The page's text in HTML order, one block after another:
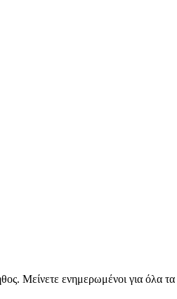
Μείνετε ενημερωμένοι για όλα